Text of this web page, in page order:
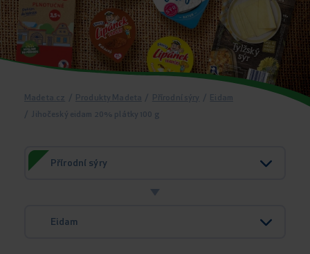
Madeta.cz / Produkty Madeta / Přírodní sýry / Eidam
/ Jihočeský eidam 20% plátky 100 g
Přírodní sýry
Eidam